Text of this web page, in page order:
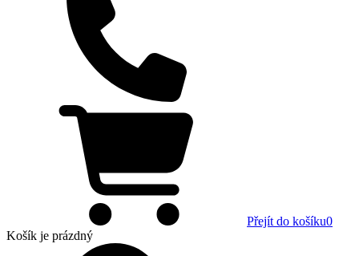
Přejít do košíku0
Košík je prázdný